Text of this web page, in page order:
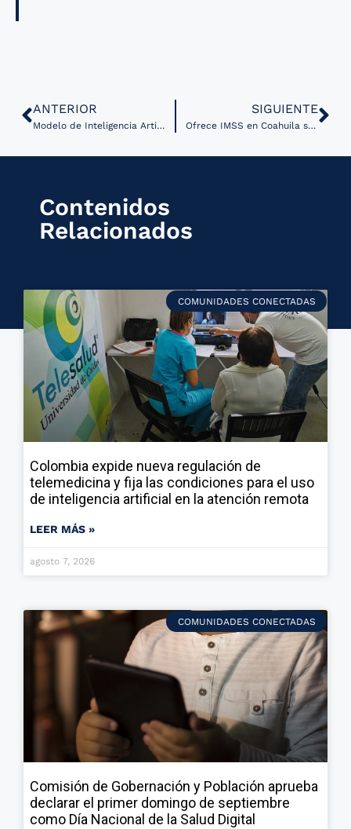
ANTERIOR
Modelo de Inteligencia Artificial apoya la predicción de edad gestacional
SIGUIENTE
Ofrece IMSS en Coahuila servicios de telemedicina
Contenidos
Relacionados
COMUNIDADES CONECTADAS
Colombia expide nueva regulación de
telemedicina y fija las condiciones para el uso
de inteligencia artificial en la atención remota
LEER MÁS »
agosto 7, 2026
COMUNIDADES CONECTADAS
Comisión de Gobernación y Población aprueba
declarar el primer domingo de septiembre
como Día Nacional de la Salud Digital